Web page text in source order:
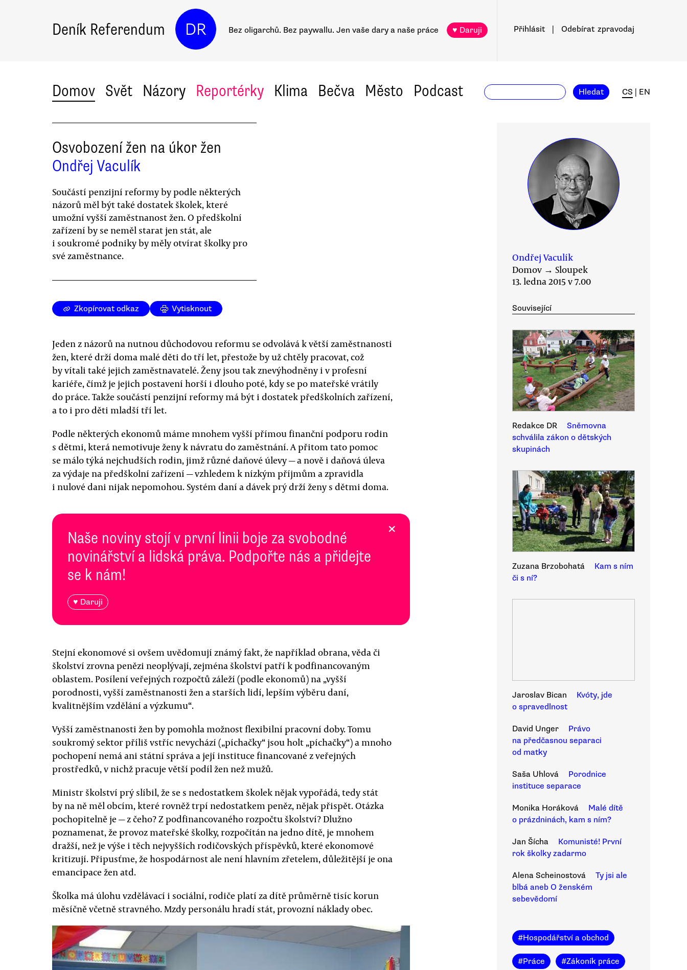
Deník Referendum DR Bez oligarchů. Bez paywallu. Jen vaše dary a naše práce ♥ Daruji Přihlásit Odebírat zpravodaj
Domov Svět Názory Reportérky Klima Bečva Město Podcast Hledat CS EN
Osvobození žen na úkor žen
Ondřej Vaculík
Součástí penzijní reformy by podle některých
názorů měl být také dostatek školek, které
umožní vyšší zaměstnanost žen. O předškolní
zařízení by se neměl starat jen stát, ale
i soukromé podniky by měly otvírat školky pro
své zaměstnance.
Zkopírovat odkaz Vytisknout
Jeden z názorů na nutnou důchodovou reformu se odvolává k větší zaměstnanosti
žen, které drží doma malé děti do tří let, přestože by už chtěly pracovat, což
by vítali také jejich zaměstnavatelé. Ženy jsou tak znevýhodněny i v profesní
kariéře, čímž je jejich postavení horší i dlouho poté, kdy se po mateřské vrátily
do práce. Takže součástí penzijní reformy má být i dostatek předškolních zařízení,
a to i pro děti mladší tří let.
Podle některých ekonomů máme mnohem vyšší přímou finanční podporu rodin
s dětmi, která nemotivuje ženy k návratu do zaměstnání. A přitom tato pomoc
se málo týká nejchudších rodin, jimž různé daňové úlevy — a nově i daňová úleva
za výdaje na předškolní zařízení — vzhledem k nízkým příjmům a zpravidla
i nulové dani nijak nepomohou. Systém daní a dávek prý drží ženy s dětmi doma.
Naše noviny stojí v první linii boje za svobodné
novinářství a lidská práva. Podpořte nás a přidejte
se k nám!
♥ Daruji
×
Stejní ekonomové si ovšem uvědomují známý fakt, že například obrana, věda či
školství zrovna penězi neoplývají, zejména školství patří k podfinancovaným
oblastem. Posílení veřejných rozpočtů záleží (podle ekonomů) na „vyšší
porodnosti, vyšší zaměstnanosti žen a starších lidí, lepším výběru daní,
kvalitnějším vzdělání a výzkumu“.
Vyšší zaměstnanosti žen by pomohla možnost flexibilní pracovní doby. Tomu
soukromý sektor příliš vstříc nevychází („píchačky“ jsou holt „píchačky“) a mnoho
pochopení nemá ani státní správa a její instituce financované z veřejných
prostředků, v nichž pracuje větší podíl žen než mužů.
Ministr školství prý slíbil, že se s nedostatkem školek nějak vypořádá, tedy stát
by na ně měl obcím, které rovněž trpí nedostatkem peněz, nějak přispět. Otázka
pochopitelně je — z čeho? Z podfinancovaného rozpočtu školství? Dlužno
poznamenat, že provoz mateřské školky, rozpočítán na jedno dítě, je mnohem
dražší, než je výše i těch nejvyšších rodičovských příspěvků, které ekonomové
kritizují. Připusťme, že hospodárnost ale není hlavním zřetelem, důležitější je ona
emancipace žen atd.
Školka má úlohu vzdělávací i sociální, rodiče platí za dítě průměrně tisíc korun
měsíčně včetně stravného. Mzdy personálu hradí stát, provozní náklady obec.
Ondřej Vaculík
Domov → Sloupek
13. ledna 2015 v 7.00
Související
Redakce DR
Sněmovna
schválila zákon o dětských
skupinách
Zuzana Brzobohatá
Kam s ním
či s ní?
Jaroslav Bican
Kvóty, jde
o spravedlnost
David Unger
Právo
na předčasnou separaci
od matky
Saša Uhlová
Porodnice
instituce separace
Monika Horáková
Malé dítě
o prázdninách, kam s ním?
Jan Šícha
Komunisté! První
rok školky zadarmo
Alena Scheinostová
Ty jsi ale
blbá aneb O ženském
sebevědomí
#Hospodářství a obchod
#Práce #Zákoník práce